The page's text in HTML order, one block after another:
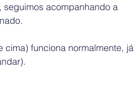
acompanhando a
funciona normalmente, já